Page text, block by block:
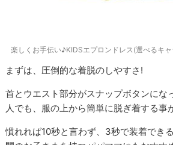
楽しくお手伝い♪KIDSエプロンドレス(選べるキ
まずは、圧倒的な着脱のしやすさ!
首とウエスト部分がスナップボタンにな
人でも、服の上から簡単に脱ぎ着する事
慣れれば10秒と言わず、3秒で装着でき